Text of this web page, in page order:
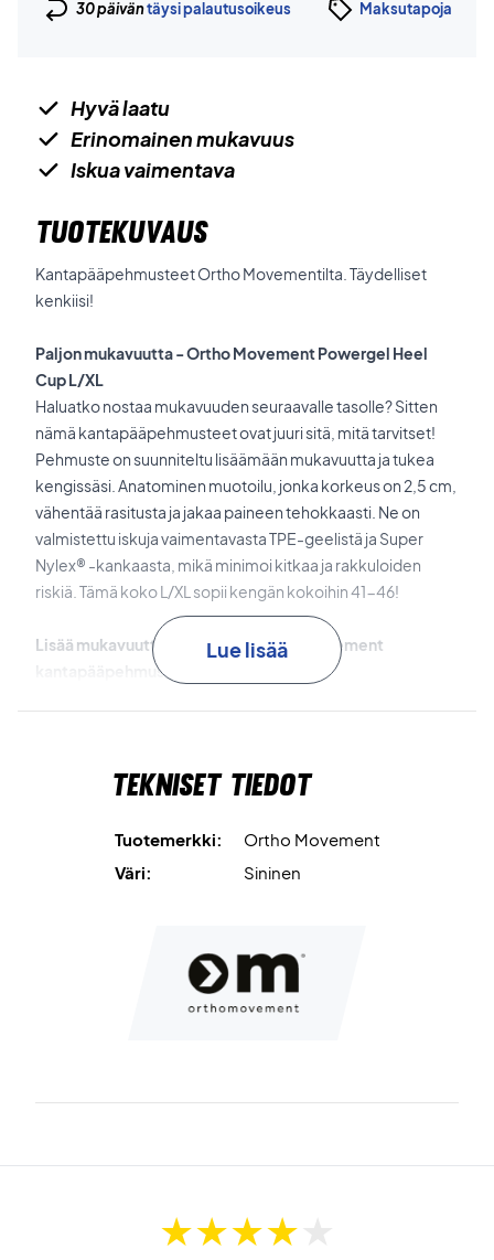
30 päiväntäysi palautusoikeus Maksutapoja
Hyvä laatu
Erinomainen mukavuus
Iskua vaimentava
TUOTEKUVAUS
Kantapääpehmusteet Ortho Movementilta. Täydelliset
kenkiisi!
Paljon mukavuutta - Ortho Movement Powergel Heel
Cup L/XL
Haluatko nostaa mukavuuden seuraavalle tasolle? Sitten
nämä kantapääpehmusteet ovat juuri sitä, mitä tarvitset!
Pehmuste on suunniteltu lisäämään mukavuutta ja tukea
kengissäsi. Anatominen muotoilu, jonka korkeus on 2,5 cm,
vähentää rasitusta ja jakaa paineen tehokkaasti. Ne on
valmistettu iskuja vaimentavasta TPE-geelistä ja Super
Nylex® -kankaasta, mikä minimoi kitkaa ja rakkuloiden
riskiä. Tämä koko L/XL sopii kengän kokoihin 41-46!
Lisää mukavuutta - osta tämä Ortho Movement
kantapääpehmustesetti!
Lue lisää
Tekniset tiedot
Tuotemerkki:
Ortho Movement
Väri:
Sininen